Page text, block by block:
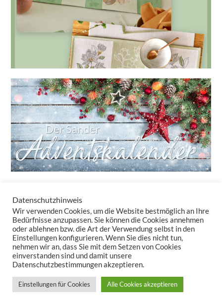
24 Türchen – 24 tolle Überraschungen!
Auch in diesem Jahr bringt unser Adventskalender-Newsletter
täglich kleine Freuden – ganz ohne Schokolade. Sie erhalten nicht
nur Rabatte, sondern auch Inspirationen, wie Tischwäsche und
Kissen Ihr Zuhause in eine gemütliche Winteroase verwandeln.
Lassen Sie uns zusammen den Zauber der Vorweihnachtszeit
auspacken – Türchen für Türchen!
Datenschutzhinweis
Wir verwenden Cookies, um die Website bestmöglich an Ihre
Bedürfnisse anzupassen. Sie können die Cookies annehmen
oder ablehnen bzw. die Art der Verwendung selbst in den
Einstellungen konfigurieren. Wenn Sie dies nicht tun,
nehmen wir an, dass Sie mit dem Setzen von Cookies
einverstanden sind und damit unsere
Datenschutzbestimmungen akzeptieren.
Einstellungen für Cookies Alle Cookies akzeptieren